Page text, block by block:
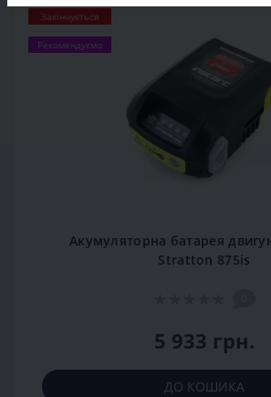
Закінчується
Рекомендуємо
Акумуляторна батарея
Stratton 875is
5 933 грн.
ДО КОШИКА